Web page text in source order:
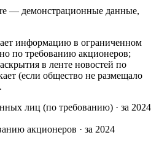
— демонстрационные данные,
информацию в ограниченном
по требованию акционеров;
в ленте новостей по
(если общество не размещало
лиц (по требованию) · за 2024
акционеров · за 2024